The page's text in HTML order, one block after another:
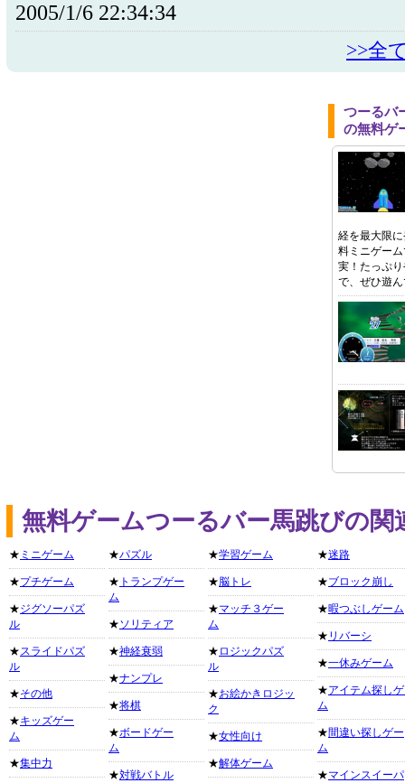
2005/1/6 22:34:34
>>全
つーるバ
の無料ゲ
経を最大限
料ミニゲー
実！たっぷ
で、ぜひ遊
無料ゲームつーるバー馬跳びの
★ ミニゲーム
★プチゲーム
★ジグソーパズ
ル
★スライドパズ
ル
★その他
★キッズゲー
ム
★集中力
★パズル
★ トランプゲー
ム
★ソリティア
★神経衰弱
★ナンプレ
★将棋
★ボードゲー
ム
★対戦バトル
★学習ゲーム
★脳トレ
★マッチ３ゲー
ム
★ ロジックパズ
ル
★お絵かきロジッ
ク
★女性向け
★解体ゲーム
★迷路
★ブロック崩し
★暇つぶしゲーム
★ リバーシ
★一休みゲーム
★アイテム探し
ム
★間違い探しゲー
ム
★マインスイーパ